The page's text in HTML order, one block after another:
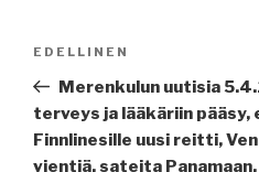
Edellinen
artikkeli
EDELLINEN
Merenkulun uutisia
terveys ja lääkäriin
Finnlinesille uusi reitti,
vientiä, sateita